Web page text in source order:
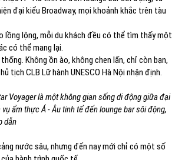
đại kiểu Broadway, mọi khoảnh khắc trên tàu
lồng lộng, mỗi du khách đều có thể tìm thấy một
có thể mang lại.
Không ồn ào, không chen lấn, chỉ còn bạn,
tịch CLB Lữ hành UNESCO Hà Nội nhận định.
Voyager là một không gian sống di động giữa đại
ẩm thực Á - Âu tinh tế đến lounge bar sôi động,
dẫn
nước sâu, nhưng đến nay mới chỉ có một số